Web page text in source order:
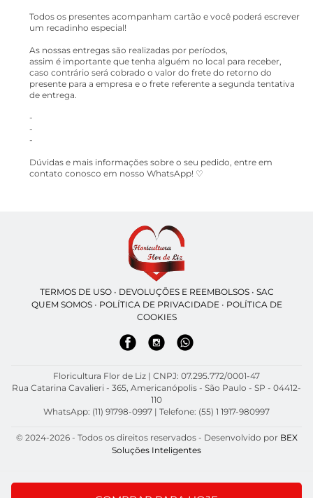
Todos os presentes acompanham cartão e você poderá escrever
um recadinho especial!
As nossas entregas são realizadas por períodos,
assim é importante que tenha alguém no local para receber,
caso contrário será cobrado o valor do frete do retorno do
presente para a empresa e o frete referente a segunda tentativa
de entrega.
-
-
-
Dúvidas e mais informações sobre o seu pedido, entre em
contato conosco em nosso WhatsApp! ♡
TERMOS DE USO• DEVOLUÇÕES E REEMBOLSOS• SAC
QUEM SOMOS• POLÍTICA DE PRIVACIDADE• POLÍTICA DE
COOKIES
Floricultura Flor de Liz | CNPJ: 07.295.772/0001-47
Rua Catarina Cavalieri - 365, Americanópolis - São Paulo - SP - 04412-
110
WhatsApp: (11) 91798-0997 | Telefone: (55) 1 1917-980997
© 2024-2026 - Todos os direitos reservados - Desenvolvido por BEX
Soluções Inteligentes